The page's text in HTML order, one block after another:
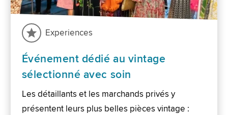
Experiences
Événement dédié au vintage
sélectionné avec soin
Les détaillants et les marchands privés y
présentent leurs plus belles pièces vintage :